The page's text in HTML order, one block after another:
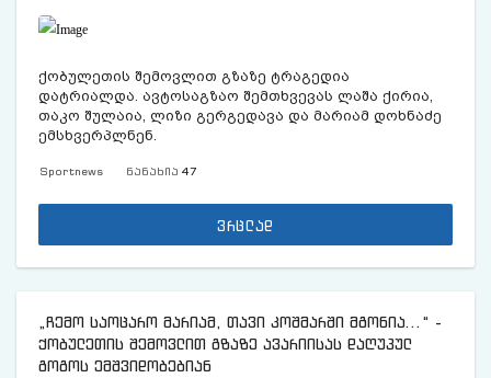
ქობულეთის შემოვლით გზაზე ტრაგედია
დატრიალდა. ავტოსაგზაო შემთხვევას ლაშა ქირია,
თაკო შულაია, ლიზი გერგედავა და მარიამ დოხნაძე
ემსხვერპლნენ.
Sportnews ნანახია 47
ვრცლად
„ჩემო საოცარო მარიამ, თავი კოშმარში მგონია...“ -
ქობულეთის შემოვლით გზაზე ავარიისას დაღუპულ
გოგოს ემშვიდობებიან